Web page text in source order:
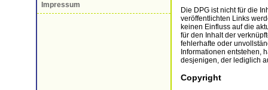
Impressum
Die DPG ist nicht für die
veröffentlichten Links
keinen Einfluss auf die
für den Inhalt der
fehlerhafte oder
Informationen entstehen,
desjenigen, der lediglich
Copyright